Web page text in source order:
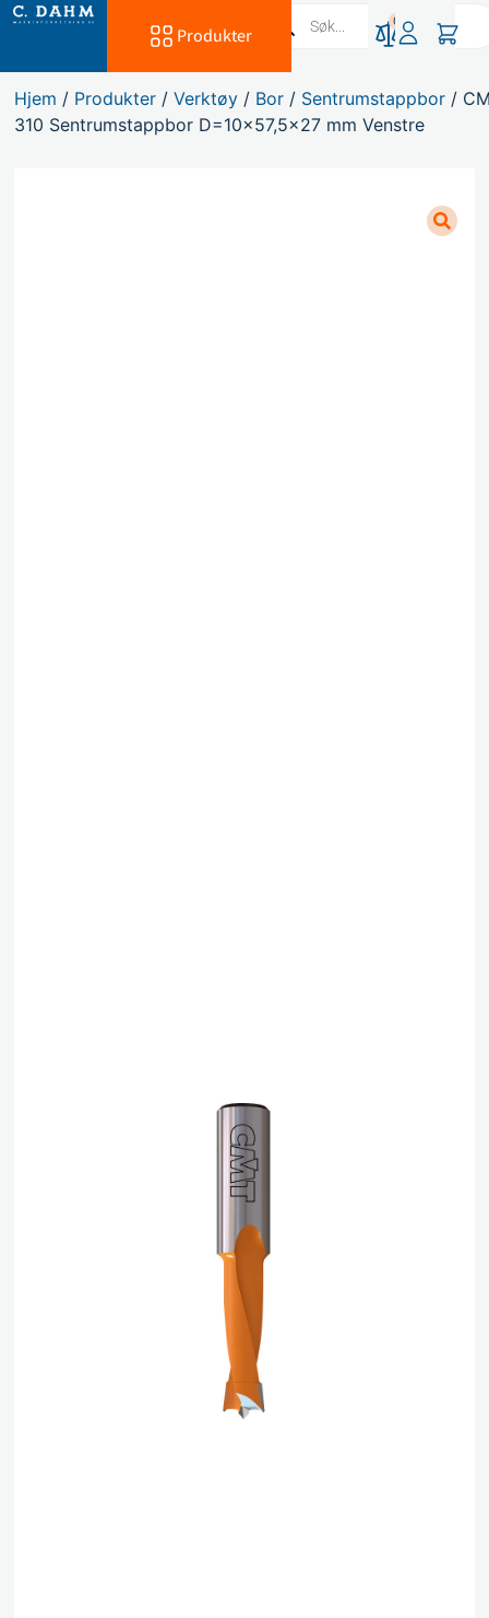
Produkter
0
Hjem / Produkter /Verktøy / Bor / Sentrumstappbor /
310 Sentrumstappbor D=10×57,5×27 mm Venstre